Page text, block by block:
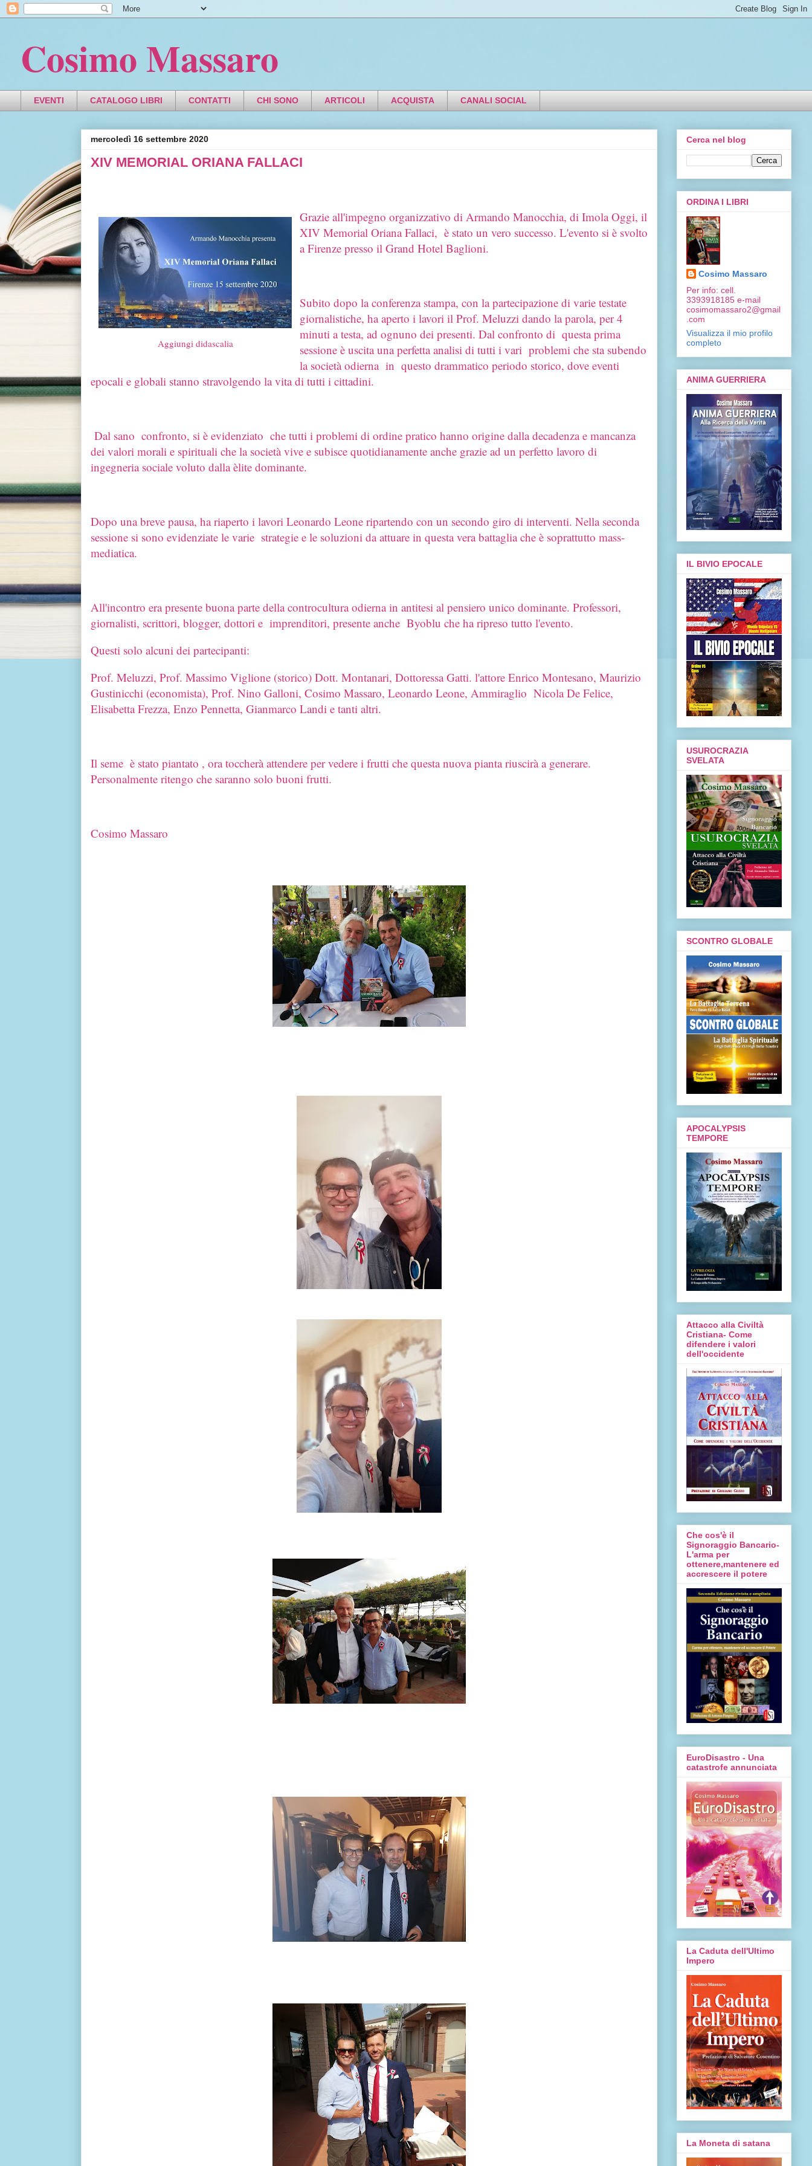
Cosimo Massaro
EVENTI CATALOGO LIBRI CONTATTI CHI SONO ARTICOLI ACQUISTA CANALI SOCIAL
mercoledì 16 settembre 2020
XIV MEMORIAL ORIANA FALLACI
Aggiungi didascalia
Grazie all'impegno organizzativo di Armando Manocchia, di Imola Oggi, il
XIV Memorial Oriana Fallaci, è stato un vero successo. L'evento si è svolto
a Firenze presso il Grand Hotel Baglioni.
Subito dopo la conferenza stampa, con la partecipazione di varie testate
giornalistiche, ha aperto i lavori il Prof. Meluzzi dando la parola, per 4
minuti a testa, ad ognuno dei presenti. Dal confronto di questa prima
sessione è uscita una perfetta analisi di tutti i vari problemi che sta subendo
la società odierna in questo drammatico periodo storico, dove eventi
epocali e globali stanno stravolgendo la vita di tutti i cittadini.
Dal sano confronto, si è evidenziato che tutti i problemi di ordine pratico hanno origine dalla decadenza e mancanza
dei valori morali e spirituali che la società vive e subisce quotidianamente anche grazie ad un perfetto lavoro di
ingegneria sociale voluto dalla èlite dominante.
Dopo una breve pausa, ha riaperto i lavori Leonardo Leone ripartendo con un secondo giro di interventi. Nella seconda
sessione si sono evidenziate le varie strategie e le soluzioni da attuare in questa vera battaglia che è soprattutto mass-
mediatica.
All'incontro era presente buona parte della controcultura odierna in antitesi al pensiero unico dominante. Professori,
giornalisti, scrittori, blogger, dottori e imprenditori, presente anche Byoblu che ha ripreso tutto l'evento.
Questi solo alcuni dei partecipanti:
Prof. Meluzzi, Prof. Massimo Viglione (storico) Dott. Montanari, Dottoressa Gatti. l'attore Enrico Montesano, Maurizio
Gustinicchi (economista), Prof. Nino Galloni, Cosimo Massaro, Leonardo Leone, Ammiraglio Nicola De Felice,
Elisabetta Frezza, Enzo Pennetta, Gianmarco Landi e tanti altri.
Il seme è stato piantato , ora toccherà attendere per vedere i frutti che questa nuova pianta riuscirà a generare.
Personalmente ritengo che saranno solo buoni frutti.
Cosimo Massaro
Cerca nel blog
ORDINA I LIBRI
Cosimo Massaro
Per info: cell.
3393918185 e-mail
cosimomassaro2@gmail
.com
Visualizza il mio profilo
completo
ANIMA GUERRIERA
IL BIVIO EPOCALE
USUROCRAZIA
SVELATA
SCONTRO GLOBALE
APOCALYPSIS
TEMPORE
Attacco alla Civiltà
Cristiana- Come
difendere i valori
dell'occidente
Che cos'è il
Signoraggio Bancario-
L'arma per
ottenere,mantenere ed
accrescere il potere
EuroDisastro - Una
catastrofe annunciata
La Caduta dell'Ultimo
Impero
La Moneta di satana